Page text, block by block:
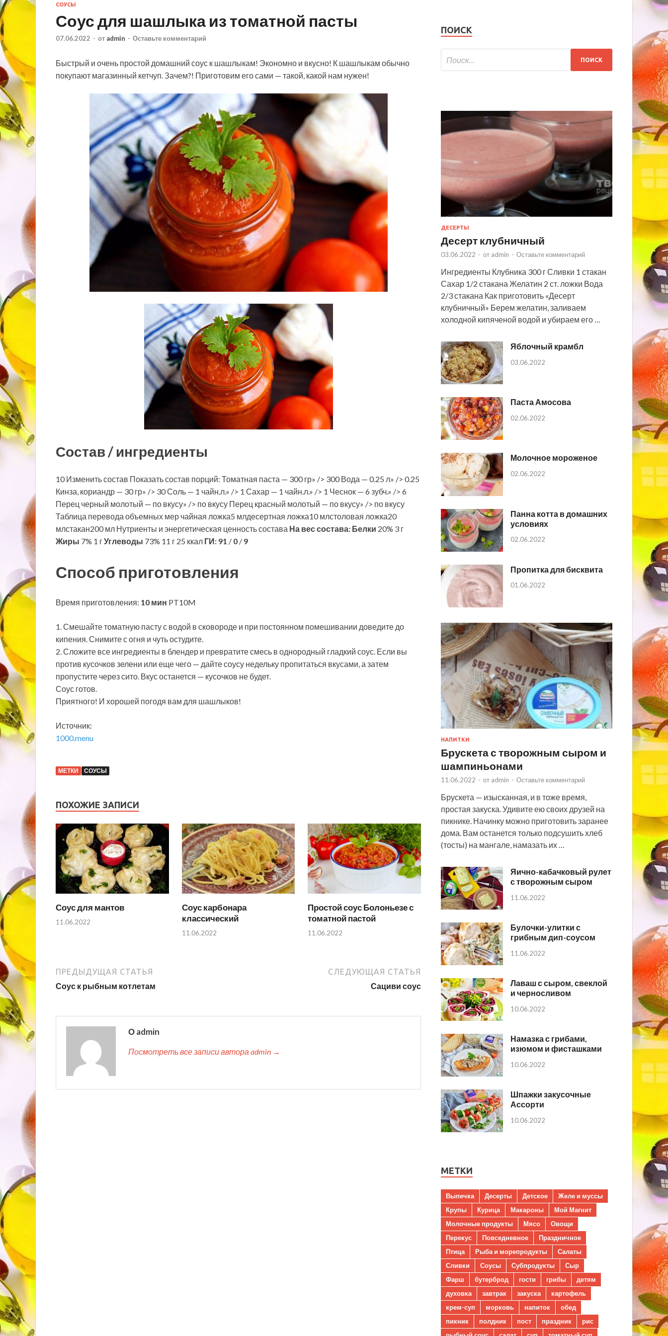
СОУСЫ
Соус для шашлыка из томатной пасты
07.06.2022 - от admin - Оставьте комментарий
Быстрый и очень простой домашний соус к шашлыкам! Экономно и вкусно! К шашлыкам обычно
покупают магазинный кетчуп. Зачем?! Приготовим его сами — такой, какой нам нужен!
Состав / ингредиенты
10 Изменить состав Показать состав порций: Томатная паста — 300 гр» /> 300 Вода — 0.25 л» /> 0.25
Кинза, кориандр — 30 гр» /> 30 Соль — 1 чайн.л.» /> 1 Сахар — 1 чайн.л.» /> 1 Чеснок — 6 зубч.» /> 6
Перец черный молотый — по вкусу» /> по вкусу Перец красный молотый — по вкусу» /> по вкусу
Таблица перевода объемных мер чайная ложка5 млдесертная ложка10 млстоловая ложка20
млстакан200 мл Нутриенты и энергетическая ценность состава На вес состава: Белки 20% 3 г
Жиры 7% 1 гУглеводы 73% 11 г 25 ккал ГИ: 91 / 0 / 9
Способ приготовления
Время приготовления: 10 мин PT10M
1. Смешайте томатную пасту с водой в сковороде и при постоянном помешивании доведите до
кипения. Снимите с огня и чуть остудите.
2. Сложите все ингредиенты в блендер и превратите смесь в однородный гладкий соус. Если вы
против кусочков зелени или еще чего — дайте соусу недельку пропитаться вкусами, а затем
пропустите через сито. Вкус останется — кусочков не будет.
Соус готов.
Приятного! И хорошей погодя вам для шашлыков!
Источник:
1000.menu
МЕТКИ СОУСЫ
ПОХОЖИЕ ЗАПИСИ
Соус для мантов
11.06.2022
Соус карбонара
классический
11.06.2022
Простой соус Болоньезе с
томатной пастой
11.06.2022
ПРЕДЫДУЩАЯ СТАТЬЯ
Соус к рыбным котлетам
СЛЕДУЮЩАЯ СТАТЬЯ
Сациви соус
О admin
Посмотреть все записи автора admin →
ПОИСК
ДЕСЕРТЫ
Десерт клубничный
03.06.2022 - от admin - Оставьте комментарий
Ингредиенты Клубника 300 г Сливки 1 стакан
Сахар 1/2 стакана Желатин 2 ст. ложки Вода
2/3 стакана Как приготовить «Десерт
клубничный» Берем желатин, заливаем
холодной кипяченой водой и убираем его …
Яблочный крамбл
03.06.2022
Паста Амосова
02.06.2022
Молочное мороженое
02.06.2022
Панна котта в домашних
условиях
02.06.2022
Пропитка для бисквита
01.06.2022
НАПИТКИ
Брускета с творожным сыром и
шампиньонами
11.06.2022 - от admin - Оставьте комментарий
Брускета — изысканная, и в тоже время,
простая закуска. Удивите ею своих друзей на
пикнике. Начинку можно приготовить заранее
дома. Вам останется только подсушить хлеб
(тосты) на мангале, намазать их …
Яично-кабачковый рулет
с творожным сыром
11.06.2022
Булочки-улитки с
грибным дип-соусом
11.06.2022
Лаваш с сыром, свеклой
и черносливом
10.06.2022
Намазка с грибами,
изюмом и фисташками
10.06.2022
Шпажки закусочные
Ассорти
10.06.2022
МЕТКИ
Выпечка Десерты Детское
Желе и муссы
Крупы
Курица Макароны
Мой Магнит
Молочные продукты
Мясо
Овощи
Перекус
Повседневное
Праздничное
Птица
Рыба и морепродукты
Салаты
Сливки
Соусы Субпродукты
Сыр
Фарш
бутерброд гости грибы
детям
духовка
завтрак закуска
картофель
крем-суп
морковь напиток
обед
пикник
полдник пост праздник
рис